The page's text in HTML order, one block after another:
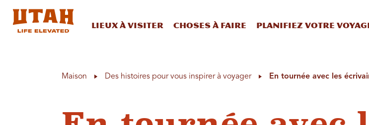
Lieux à visiter Choses à faire Planifiez votre
Maison Des histoires pour vous inspirer à voyager En tournée avec les